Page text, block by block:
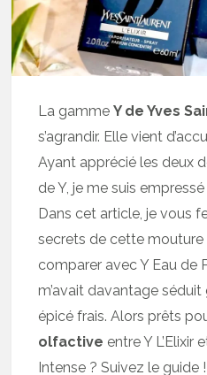
La gammeY de Yves
s’agrandir. Elle vient
Ayant apprécié les deux
de Y, je me suis
Dans cet article, je vous
secrets de cette mouture
comparer avec Y Eau de
m’avait davantage
épicé frais. Alors prêts
olfactive entre Y L’Elixir
Intense ? Suivez le guide !